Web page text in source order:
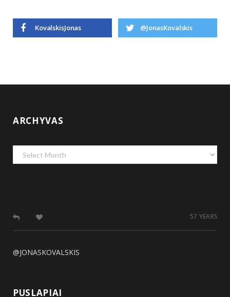
KovalskisJonas @JonasKovalskis
ARCHYVAS
Archyvas
57 YEARS
@JONASKOVALSKIS
PUSLAPIAI